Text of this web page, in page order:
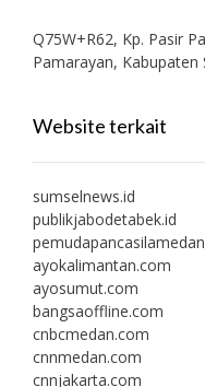
Q75W+R62, Kp. Pasir
Pamarayan,
Website terkait
sumselnews.id
publikjabodetabek.id
ayokalimantan.com
ayosumut.com
bangsaoffline.com
cnbcmedan.com
cnnmedan.com
cnnjakarta.com